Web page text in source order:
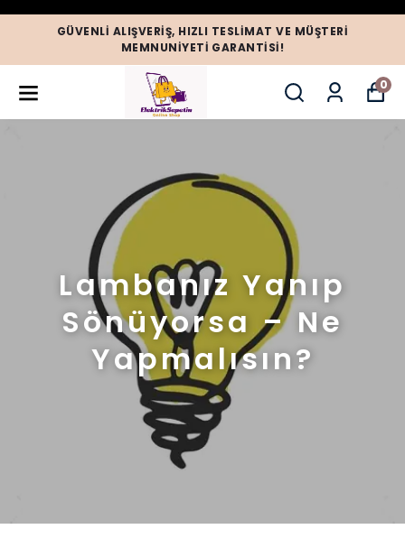
GÜVENLI ALIŞVERIŞ, HIZLI TESLIMAT VE MÜŞTERI
MEMNUNIYETI GARANTISI!
0
Lambanız Yanıp
Sönüyorsa – Ne
Yapmalısın?